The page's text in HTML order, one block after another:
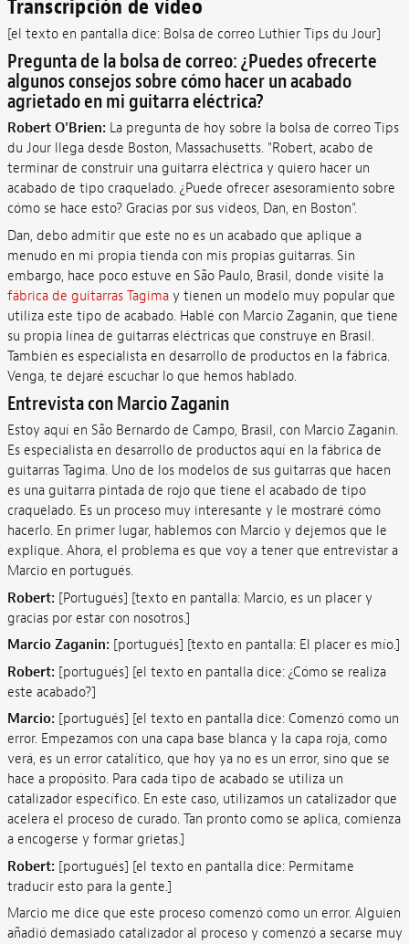
Transcripción de vídeo
[el texto en pantalla dice: Bolsa de correo Luthier Tips du Jour]
Pregunta de la bolsa de correo: ¿Puedes ofrecerte
algunos consejos sobre cómo hacer un acabado
agrietado en mi guitarra eléctrica?
Robert O'Brien: La pregunta de hoy sobre la bolsa de correo Tips
du Jour llega desde Boston, Massachusetts. "Robert, acabo de
terminar de construir una guitarra eléctrica y quiero hacer un
acabado de tipo craquelado. ¿Puede ofrecer asesoramiento sobre
cómo se hace esto? Gracias por sus vídeos, Dan, en Boston".
Dan, debo admitir que este no es un acabado que aplique a
menudo en mi propia tienda con mis propias guitarras. Sin
embargo, hace poco estuve en São Paulo, Brasil, donde visité la
fábrica de guitarras Tagimay tienen un modelo muy popular que
utiliza este tipo de acabado. Hablé con Marcio Zaganin, que tiene
su propia línea de guitarras eléctricas que construye en Brasil.
También es especialista en desarrollo de productos en la fábrica.
Venga, te dejaré escuchar lo que hemos hablado.
Entrevista con Marcio Zaganin
Estoy aquí en São Bernardo de Campo, Brasil, con Marcio Zaganin.
Es especialista en desarrollo de productos aquí en la fábrica de
guitarras Tagima. Uno de los modelos de sus guitarras que hacen
es una guitarra pintada de rojo que tiene el acabado de tipo
craquelado. Es un proceso muy interesante y le mostraré cómo
hacerlo. En primer lugar, hablemos con Marcio y dejemos que le
explique. Ahora, el problema es que voy a tener que entrevistar a
Marcio en portugués.
Robert: [Portugués] [texto en pantalla: Marcio, es un placer y
gracias por estar con nosotros.]
Marcio Zaganin: [portugués] [texto en pantalla: El placer es mío.]
Robert: [portugués] [el texto en pantalla dice: ¿Cómo se realiza
este acabado?]
Marcio: [portugués] [el texto en pantalla dice: Comenzó como un
error. Empezamos con una capa base blanca y la capa roja, como
verá, es un error catalítico, que hoy ya no es un error, sino que se
hace a propósito. Para cada tipo de acabado se utiliza un
catalizador específico. En este caso, utilizamos un catalizador que
acelera el proceso de curado. Tan pronto como se aplica, comienza
a encogerse y formar grietas.]
Robert: [portugués] [el texto en pantalla dice: Permítame
traducir esto para la gente.]
Marcio me dice que este proceso comenzó como un error. Alguien
añadió demasiado catalizador al proceso y comenzó a secarse muy